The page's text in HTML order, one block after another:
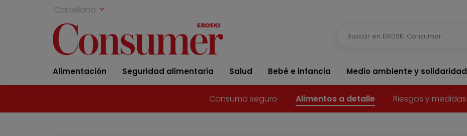
Castellano
Alimentación Seguridad alimentaria Salud Bebé e infancia Medio ambiente y solidaridad
Consumo seguro Alimentos a detalle Riesgos y medidas